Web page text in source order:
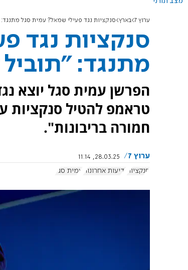
ערוץ 7 בארץ סנקציות נגד פעילי שמאל? עמית סגל מתנגד:
סנקציות נגד
מתנגד: "תוביל
הפרשן עמית סגל יוצא
טראמפ להטיל סנקציות
חמורה בריבונות".
ערוץ 7
28.03.25, 11:14
סנקציות
ידיעות אחרונות עמית סגל